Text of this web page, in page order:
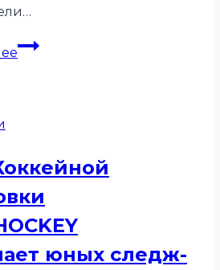
Отечественному
хоккею
юных следж-